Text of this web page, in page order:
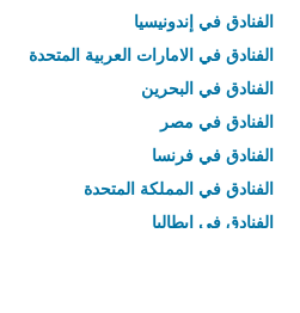
الفنادق في إندونيسيا
الفنادق في الامارات العربية المتحدة
الفنادق في البحرين
الفنادق في مصر
الفنادق في فرنسا
الفنادق في المملكة المتحدة
الفنادق في إيطاليا